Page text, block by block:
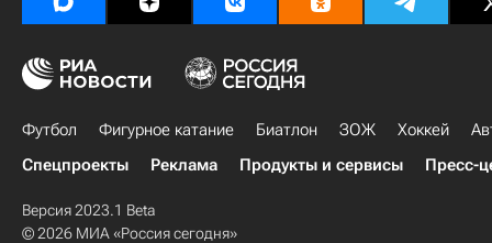
Футбол Фигурное катание Биатлон ЗОЖ Хоккей
Спецпроекты
Реклама Продукты и сервисы Пресс-
Версия 2023.1 Beta
© 2026 МИА «Россия сегодня»